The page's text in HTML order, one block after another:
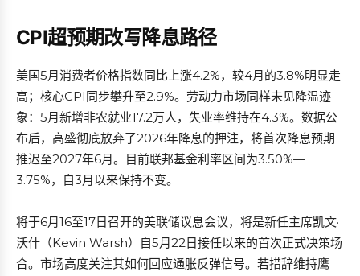
CPI超预期改写降息路径
美国5月消费者价格指数同比上涨4.2%，较4月的3.8%明显走
高；核心CPI同步攀升至2.9%。劳动力市场同样未见降温迹
象：5月新增非农就业17.2万人，失业率维持在4.3%。数据公
布后，高盛彻底放弃了2026年降息的押注，将首次降息预期
推迟至2027年6月。目前联邦基金利率区间为3.50%—
3.75%，自3月以来保持不变。
将于6月16至17日召开的美联储议息会议，将是新任主席凯文·
沃什（Kevin Warsh）自5月22日接任以来的首次正式决策场
合。市场高度关注其如何回应通胀反弹信号。若措辞维持鹰